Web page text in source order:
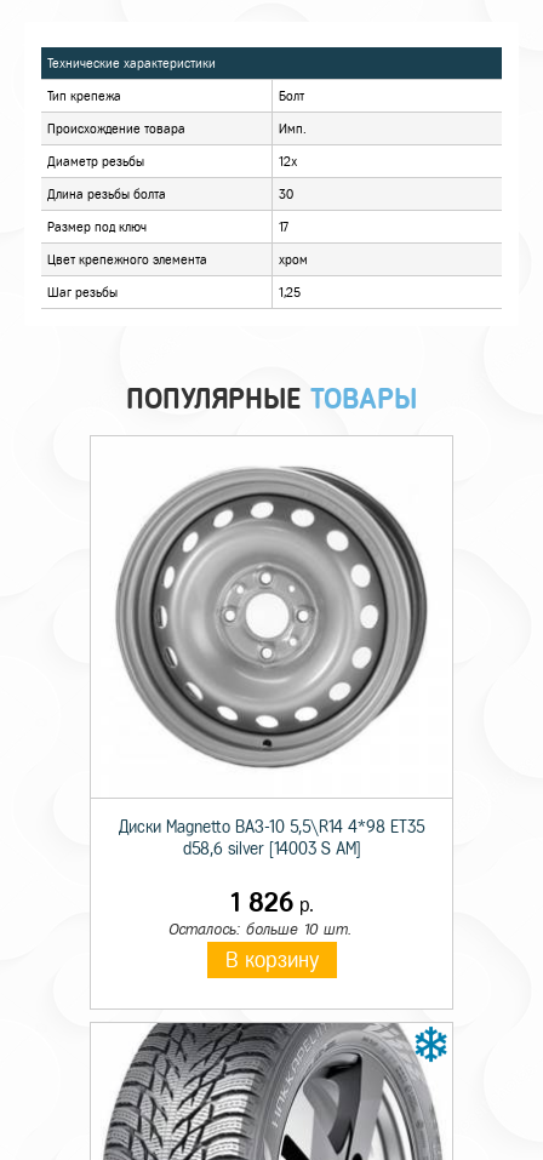
ХАРАКТЕРИСТИКИ
ОТЗЫВЫ
Технические характеристики
Тип крепежа Болт
Происхождение товара
Длина резьбы болта
Цвет крепежного элемента хром
Шаг резьбы 1,25
ПОПУЛЯРНЫЕ ТОВАРЫ
Диски Magnetto ВАЗ-10 5,5\R14 4*98 ET35
d58,6 silver [14003 S AM]
1 826р.
Осталось: больше 10 шт.
В корзину